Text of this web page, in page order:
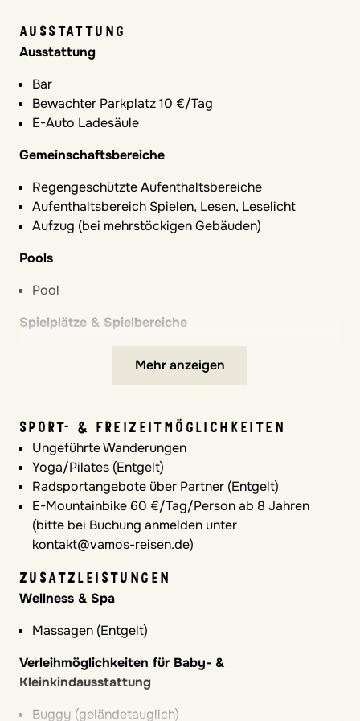
AUSSTATTUNG
Ausstattung
Bar
Bewachter Parkplatz 10 €/Tag
E-Auto Ladesäule
Gemeinschaftsbereiche
Regengeschützte Aufenthaltsbereiche
Aufenthaltsbereich Spielen, Lesen, Leselicht
Aufzug (bei mehrstöckigen Gebäuden)
Pools
Pool
Spielplätze & Spielbereiche
Autofreie Zonen für Kinder
Komfort im Zimmer
Gute Schallisolierung
Kühlschrank im Zimmer
Safe
Klimaanlage
Heizung
Babybett
Hochstühle
Im Restaurant verfügbar
VERPFLEGUNGSLEISTUNGEN
inklusive Frühstücksbuffet, Kaffee und Tee am
Nachmittag
Mehr anzeigen
SPORT- & FREIZEITMÖGLICHKEITEN
Ungeführte Wanderungen
Yoga/Pilates (Entgelt)
Radsportangebote über Partner (Entgelt)
E-Mountainbike 60 €/Tag/Person ab 8 Jahren
(bitte bei Buchung anmelden unter
kontakt@vamos-reisen.de)
ZUSATZLEISTUNGEN
Wellness & Spa
Massagen (Entgelt)
Verleihmöglichkeiten für Baby- &
Kleinkindausstattung
Buggy (geländetauglich)